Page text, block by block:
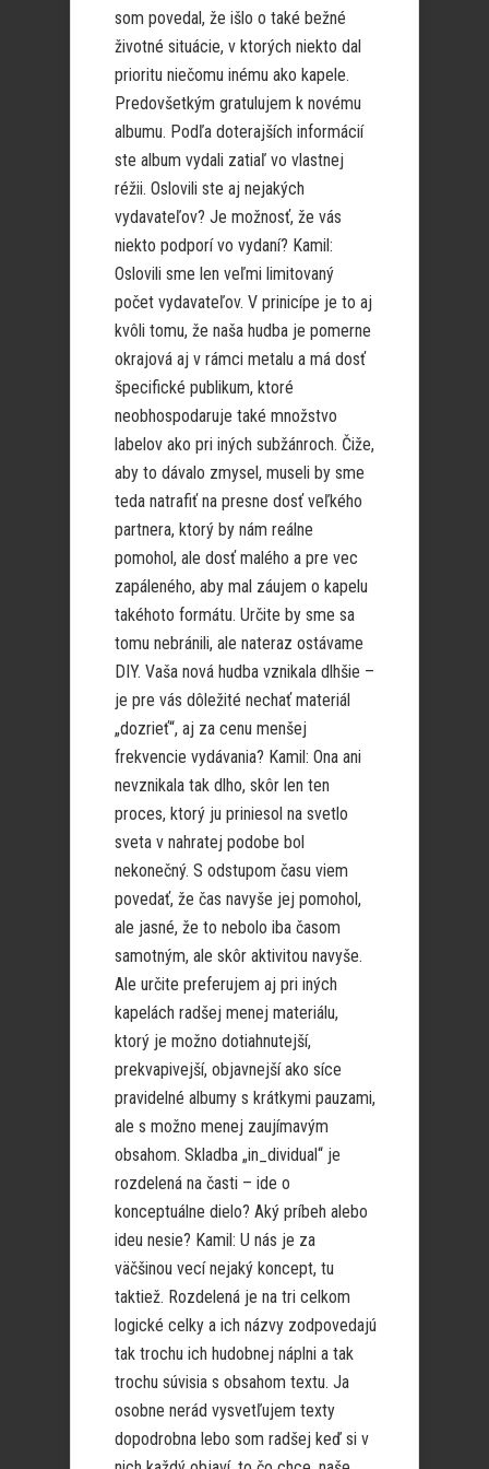
som povedal, že išlo o také bežné
životné situácie, v ktorých niekto dal
prioritu niečomu inému ako kapele.
Predovšetkým gratulujem k novému
albumu. Podľa doterajších informácií
ste album vydali zatiaľ vo vlastnej
réžii. Oslovili ste aj nejakých
vydavateľov? Je možnosť, že vás
niekto podporí vo vydaní? Kamil:
Oslovili sme len veľmi limitovaný
počet vydavateľov. V prinicípe je to aj
kvôli tomu, že naša hudba je pomerne
okrajová aj v rámci metalu a má dosť
špecifické publikum, ktoré
neobhospodaruje také množstvo
labelov ako pri iných subžánroch. Čiže,
aby to dávalo zmysel, museli by sme
teda natrafiť na presne dosť veľkého
partnera, ktorý by nám reálne
pomohol, ale dosť malého a pre vec
zapáleného, aby mal záujem o kapelu
takéhoto formátu. Určite by sme sa
tomu nebránili, ale nateraz ostávame
DIY. Vaša nová hudba vznikala dlhšie –
je pre vás dôležité nechať materiál
„dozrieť“, aj za cenu menšej
frekvencie vydávania? Kamil: Ona ani
nevznikala tak dlho, skôr len ten
proces, ktorý ju priniesol na svetlo
sveta v nahratej podobe bol
nekonečný. S odstupom času viem
povedať, že čas navyše jej pomohol,
ale jasné, že to nebolo iba časom
samotným, ale skôr aktivitou navyše.
Ale určite preferujem aj pri iných
kapelách radšej menej materiálu,
ktorý je možno dotiahnutejší,
prekvapivejší, objavnejší ako síce
pravidelné albumy s krátkymi pauzami,
ale s možno menej zaujímavým
obsahom. Skladba „in_dividual“ je
rozdelená na časti – ide o
konceptuálne dielo? Aký príbeh alebo
ideu nesie? Kamil: U nás je za
väčšinou vecí nejaký koncept, tu
taktiež. Rozdelená je na tri celkom
logické celky a ich názvy zodpovedajú
tak trochu ich hudobnej náplni a tak
trochu súvisia s obsahom textu. Ja
osobne nerád vysvetľujem texty
dopodrobna lebo som radšej keď si v